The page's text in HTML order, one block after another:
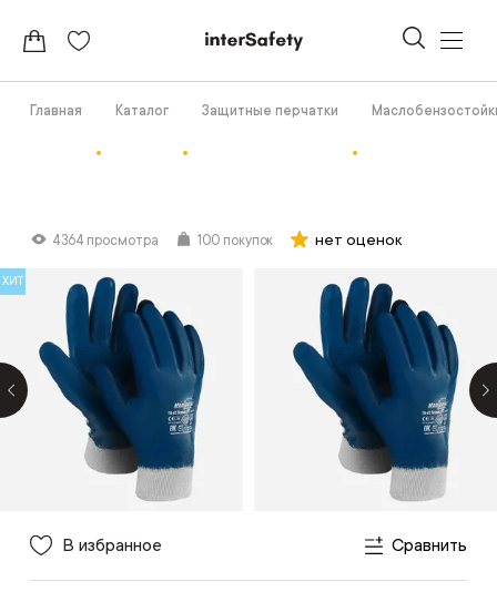
Главная Каталог Защитные перчатки
4364 просмотра 100 покупок нет оценок
ХИТ
В избранное Сравнить